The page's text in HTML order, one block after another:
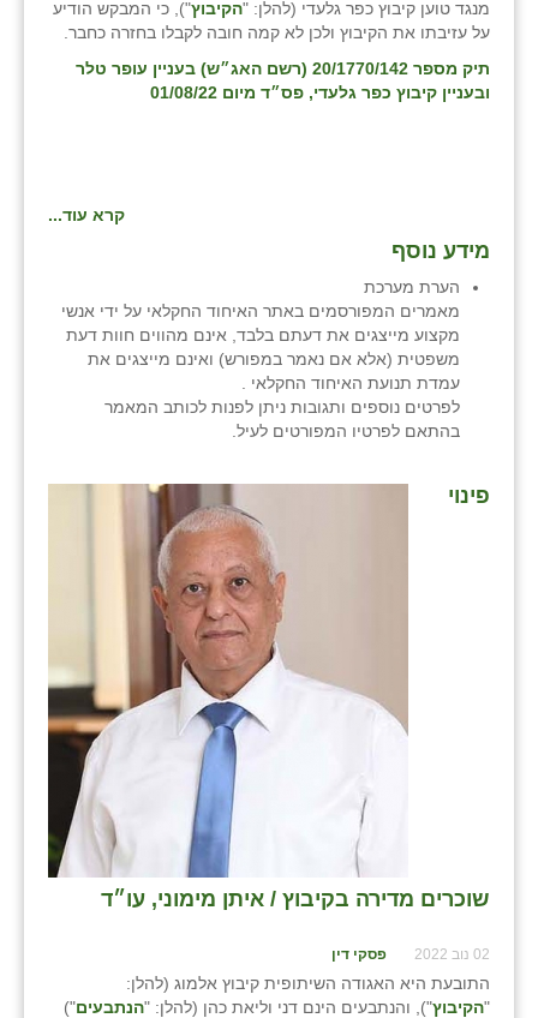
מנגד טוען קיבוץ כפר גלעדי (להלן: "הקיבוץ"), כי המבקש הודיע
על עזיבתו את הקיבוץ ולכן לא קמה חובה לקבלו בחזרה כחבר.
תיק מספר 20/1770/142 (רשם האג״ש) בעניין עופר טלר
ובעניין קיבוץ כפר גלעדי, פס״ד מיום 01/08/22
קרא עוד...
מידע נוסף
הערת מערכת
מאמרים המפורסמים באתר האיחוד החקלאי על ידי אנשי
מקצוע מייצגים את דעתם בלבד, אינם מהווים חוות דעת
משפטית (אלא אם נאמר במפורש) ואינם מייצגים את
עמדת תנועת האיחוד החקלאי .
לפרטים נוספים ותגובות ניתן לפנות לכותב המאמר
בהתאם לפרטיו המפורטים לעיל.
פינוי
שוכרים מדירה בקיבוץ / איתן מימוני, עו״ד
02 נוב 2022 פסקי דין
התובעת היא האגודה השיתופית קיבוץ אלמוג (להלן:
"הקיבוץ"), והנתבעים הינם דני וליאת כהן (להלן: "הנתבעים")